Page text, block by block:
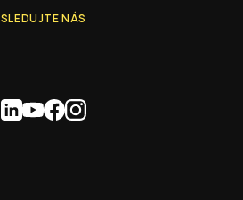
SLEDUJTE NÁS